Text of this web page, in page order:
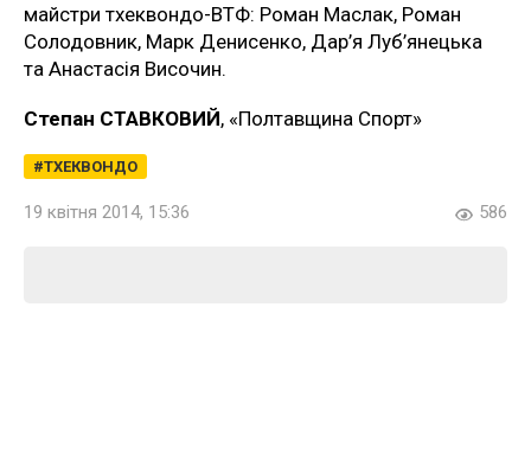
майстри тхеквондо-ВТФ: Роман Маслак, Роман
Солодовник, Марк Денисенко, Дар’я Луб’янецька
та Анастасія Височин.
Степан СТАВКОВИЙ, «Полтавщина Спорт»
ТХЕКВОНДО
19 квітня 2014, 15:36 586